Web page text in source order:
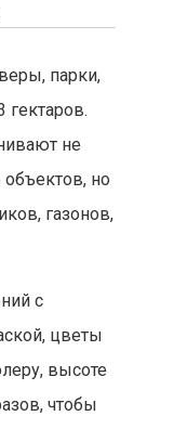
парки,
не
но
газонов,
с
цветы
высоте
чтобы